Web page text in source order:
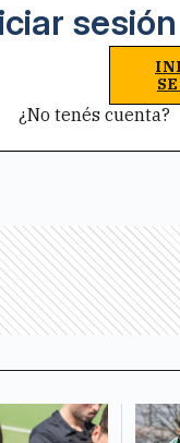
¿No tenés cuenta?